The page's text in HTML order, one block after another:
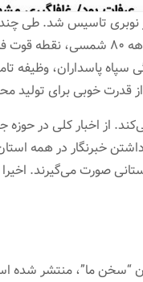
۱۳۷۸ توسط سعید نجار نوبری
دید و در نهایت با قدرت وارد
پاسداران، وظیفه
خوبی برای تولید
از اخبار کلی در
خبرنگار در همه
صورت می‌گیرند.
“سخن ما”، منتشر